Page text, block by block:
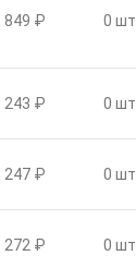
849 ₽ 0 шт.
243 ₽ 0 шт.
247 ₽ 0 шт.
272 ₽ 0 шт.